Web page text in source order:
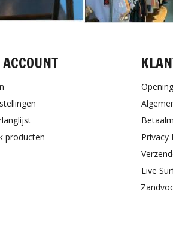
producten
Privacy
Live